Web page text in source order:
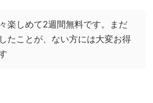
楽しめて2週間無料です。まだ
たことが、ない方には大変お得